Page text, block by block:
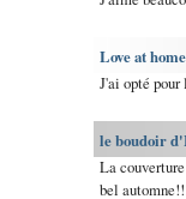
Love at home
J'ai opté
le boudoir
La
bel